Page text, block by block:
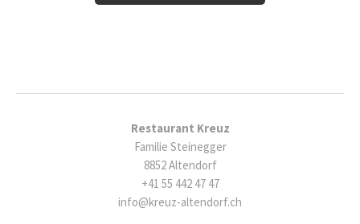
Restaurant Kreuz
Familie Steinegger
8852 Altendorf
+41 55 442 47 47
info@kreuz-altendorf.ch